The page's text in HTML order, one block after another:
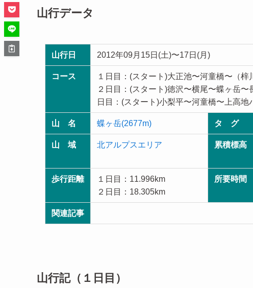
山行データ
山行日 2012年09月15日(土)〜17日(月)
コース
１日目：(スタート)大正池〜河童橋〜（
２日目：(スタート)徳沢〜横尾〜蝶ヶ岳
日目：(スタート)小梨平〜河童橋〜上高地
山 名 蝶ヶ岳(2677m) タ グ
山 域 北アルプスエリア 累積標高
歩行距離
１日目：11.996km
２日目：18.305km
所要時間
関連記事
山行記（１日目）